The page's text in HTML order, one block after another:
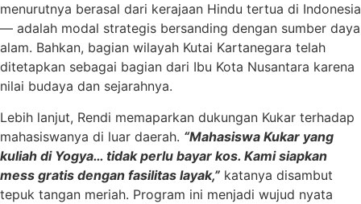
menurutnya berasal dari kerajaan Hindu tertua di Indonesia
— adalah modal strategis bersanding dengan sumber daya
alam. Bahkan, bagian wilayah Kutai Kartanegara telah
ditetapkan sebagai bagian dari Ibu Kota Nusantara karena
nilai budaya dan sejarahnya.
Lebih lanjut, Rendi memaparkan dukungan Kukar terhadap
mahasiswanya di luar daerah. “Mahasiswa Kukar yang
kuliah di Yogya… tidak perlu bayar kos. Kami siapkan
mess gratis dengan fasilitas layak,” katanya disambut
tepuk tangan meriah. Program ini menjadi wujud nyata